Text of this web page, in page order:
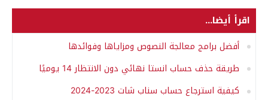
اقرأ أيضا...
أفضل برامج معالجة النصوص ومزاياها وفوائدها
طريقة حذف حساب انستا نهائي دون الانتظار 14 يوميًا
كيفية استرجاع حساب سناب شات 2023-2024